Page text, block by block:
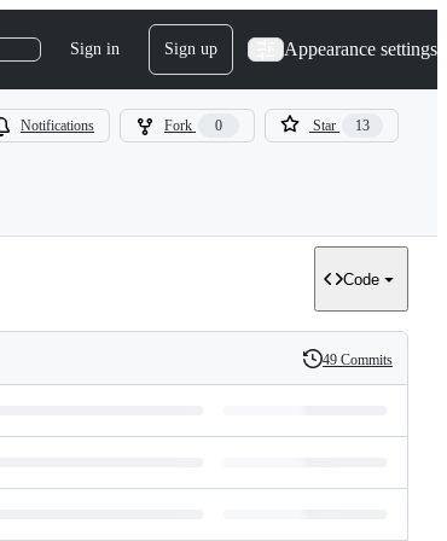
Sign in Sign up Appearance settings
Notifications Fork 0 Star 13
Code
History
49 Commits